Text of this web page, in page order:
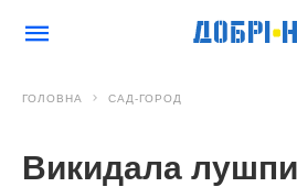
ГОЛОВНА САД-ГОРОД
Викидала